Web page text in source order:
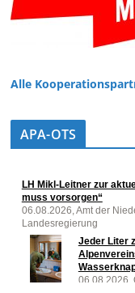
Alle
APA-OTS